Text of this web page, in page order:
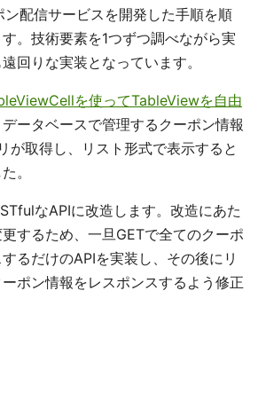
配信サービスを開発した手順を順
。技術要素を1つずつ調べながら実
回りな実装となっています。
を使ってTableViewを自由
ータベースで管理するクーポン情報
が取得し、リスト形式で表示すると
。
なAPIに改造します。改造にあた
するため、一旦GETで全てのクーポ
るだけのAPIを実装し、その後にリ
ポン情報をレスポンスするよう修正